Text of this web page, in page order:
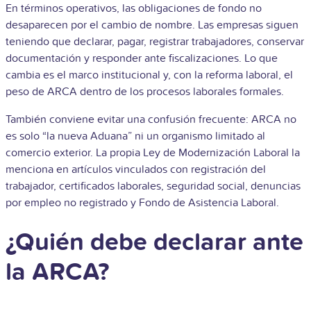
En términos operativos, las obligaciones de fondo no
desaparecen por el cambio de nombre. Las empresas siguen
teniendo que declarar, pagar, registrar trabajadores, conservar
documentación y responder ante fiscalizaciones. Lo que
cambia es el marco institucional y, con la reforma laboral, el
peso de ARCA dentro de los procesos laborales formales.
También conviene evitar una confusión frecuente: ARCA no
es solo “la nueva Aduana” ni un organismo limitado al
comercio exterior. La propia Ley de Modernización Laboral la
menciona en artículos vinculados con registración del
trabajador, certificados laborales, seguridad social, denuncias
por empleo no registrado y Fondo de Asistencia Laboral.
¿Quién debe declarar ante
la ARCA?